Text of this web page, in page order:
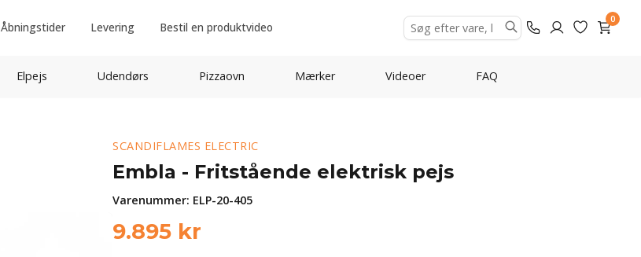
Åbningstider Levering Bestil en produktvideo
0
Elpejs Udendørs Pizzaovn Mærker Videoer FAQ
SCANDIFLAMES ELECTRIC
Embla - Fritstående elektrisk pejs
Varenummer: ELP-20-405
9.895 kr